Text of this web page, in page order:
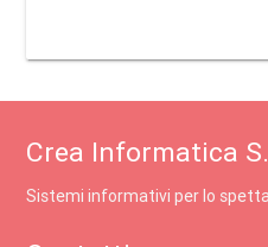
Crea Informatica
Sistemi informativi per lo